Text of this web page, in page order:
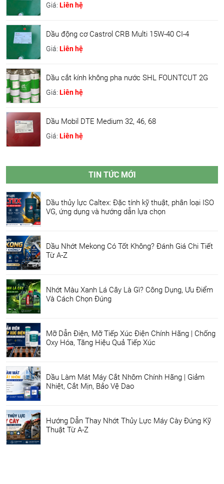
Giá: Liên hệ
Dầu động cơ Castrol CRB Multi 15W-40 CI-4
Giá: Liên hệ
Dầu cắt kính không pha nước SHL FOUNTCUT 2G
Giá: Liên hệ
Dầu Mobil DTE Medium 32, 46, 68
Giá: Liên hệ
TIN TỨC MỚI
Dầu thủy lực Caltex: Đặc tính kỹ thuật, phân loại ISO
VG, ứng dụng và hướng dẫn lựa chọn
Dầu Nhớt Mekong Có Tốt Không? Đánh Giá Chi Tiết
Từ A-Z
Nhớt Màu Xanh Lá Cây Là Gì? Công Dụng, Ưu Điểm
Và Cách Chọn Đúng
Mỡ Dẫn Điện, Mỡ Tiếp Xúc Điện Chính Hãng | Chống
Oxy Hóa, Tăng Hiệu Quả Tiếp Xúc
Dầu Làm Mát Máy Cắt Nhôm Chính Hãng | Giảm
Nhiệt, Cắt Mịn, Bảo Vệ Dao
Hướng Dẫn Thay Nhớt Thủy Lực Máy Cày Đúng Kỹ
Thuật Từ A-Z